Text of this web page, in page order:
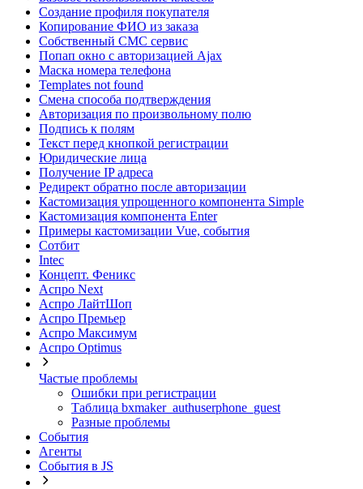
Создание профиля покупателя
Копирование ФИО из заказа
Собственный СМС сервис
Попап окно с авторизацией Ajax
Маска номера телефона
Templates not found
Смена способа подтверждения
Авторизация по произвольному полю
Подпись к полям
Текст перед кнопкой регистрации
Юридические лица
Получение IP адреса
Редирект обратно после авторизации
Кастомизация упрощенного компонента Simple
Кастомизация компонента Enter
Примеры кастомизации Vue, события
Сотбит
Intec
Концепт. Феникс
Аспро Next
Аспро ЛайтШоп
Аспро Премьер
Аспро Максимум
Аспро Optimus
Частые проблемы
Ошибки при регистрации
Таблица bxmaker_authuserphone_guest
Разные проблемы
События
Агенты
События в JS